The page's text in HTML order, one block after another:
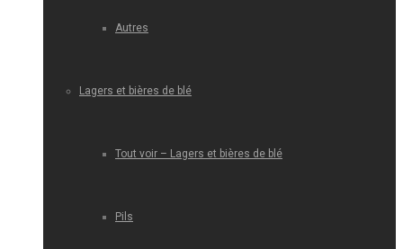
Autres
Lagers et bières de blé
Tout voir – Lagers et bières de blé
Pils